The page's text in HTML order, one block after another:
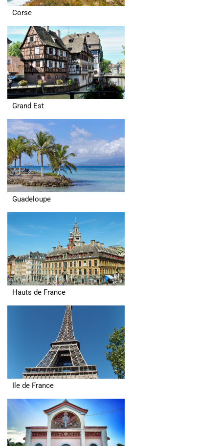
Corse
Grand Est
Guadeloupe
Hauts de France
Ile de France